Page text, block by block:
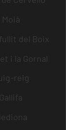
Moià
del Boix
i la Gornal
reig
Gallifa